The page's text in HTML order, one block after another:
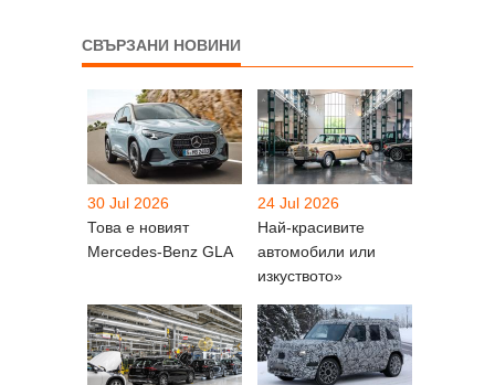
СВЪРЗАНИ НОВИНИ
30 Jul 2026
Това е новият
Mercedes-Benz GLA
24 Jul 2026
Най-красивите
автомобили или
изкуството»